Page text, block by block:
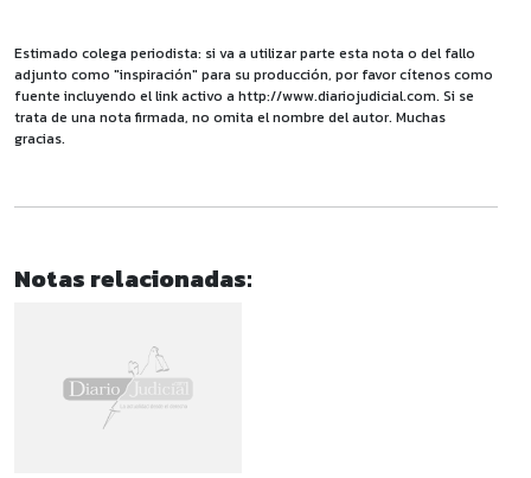
Estimado colega periodista: si va a utilizar parte esta nota o del fallo
adjunto como "inspiración" para su producción, por favor cítenos como
fuente incluyendo el link activo a http://www.diariojudicial.com. Si se
trata de una nota firmada, no omita el nombre del autor. Muchas
gracias.
Notas relacionadas: